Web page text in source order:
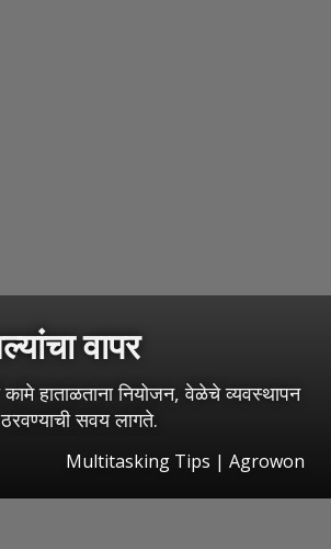
वापर
हाताळताना नियोजन, वेळेचे व्यवस्थापन
सवय लागते.
Multitasking Tips | Agrowon